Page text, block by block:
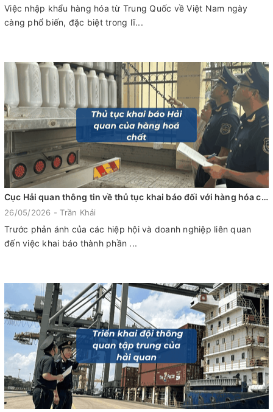
Việc nhập khẩu hàng hóa từ Trung Quốc về Việt Nam ngày
càng phổ biến, đặc biệt trong lĩ...
Cục Hải quan thông tin về thủ tục khai báo đối với hàng hóa chất xuất nhập khẩu mới nhất 2026
26/05/2026 - Trần Khải
Trước phản ánh của các hiệp hội và doanh nghiệp liên quan
đến việc khai báo thành phần ...